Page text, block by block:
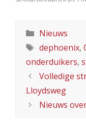
Categorieën
Nieuws
Tags
dephoenix,
onderduikers,
Volledige
Lloydsweg
Nieuws